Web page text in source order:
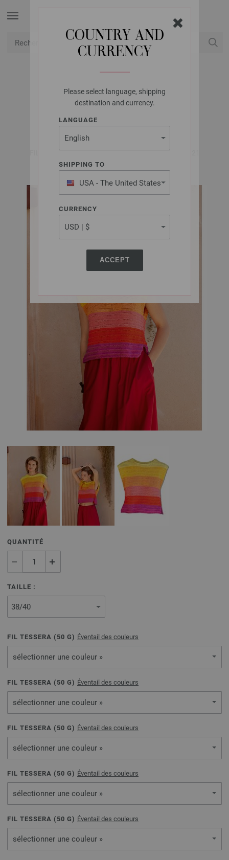
COUNTRY AND
CURRENCY
Please select language, shipping
destination and currency.
LANGUAGE
SHIPPING TO
USA - The United States
of America
CURRENCY
ACCEPT
LANA GROSSA
TUNIQUE TESSERA
FILATI Journal No. 71 | Modèle 3 / Tricot 35 Modèle 21
QUANTITÉ
TAILLE :
FIL TESSERA ( 50 G) Éventail des couleurs
sélectionner une couleur »
FIL TESSERA ( 50 G) Éventail des couleurs
sélectionner une couleur »
FIL TESSERA ( 50 G) Éventail des couleurs
sélectionner une couleur »
FIL TESSERA ( 50 G) Éventail des couleurs
sélectionner une couleur »
FIL TESSERA ( 50 G) Éventail des couleurs
sélectionner une couleur »